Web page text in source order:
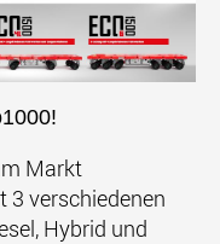
Markt
3 verschiedenen
Hybrid und